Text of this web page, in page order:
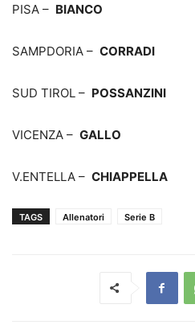
PISA – BIANCO
SAMPDORIA – CORRADI
SUD TIROL – POSSANZINI
VICENZA – GALLO
V.ENTELLA – CHIAPPELLA
TAGS Allenatori Serie B